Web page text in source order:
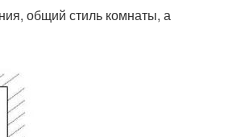
общий стиль комнаты, а